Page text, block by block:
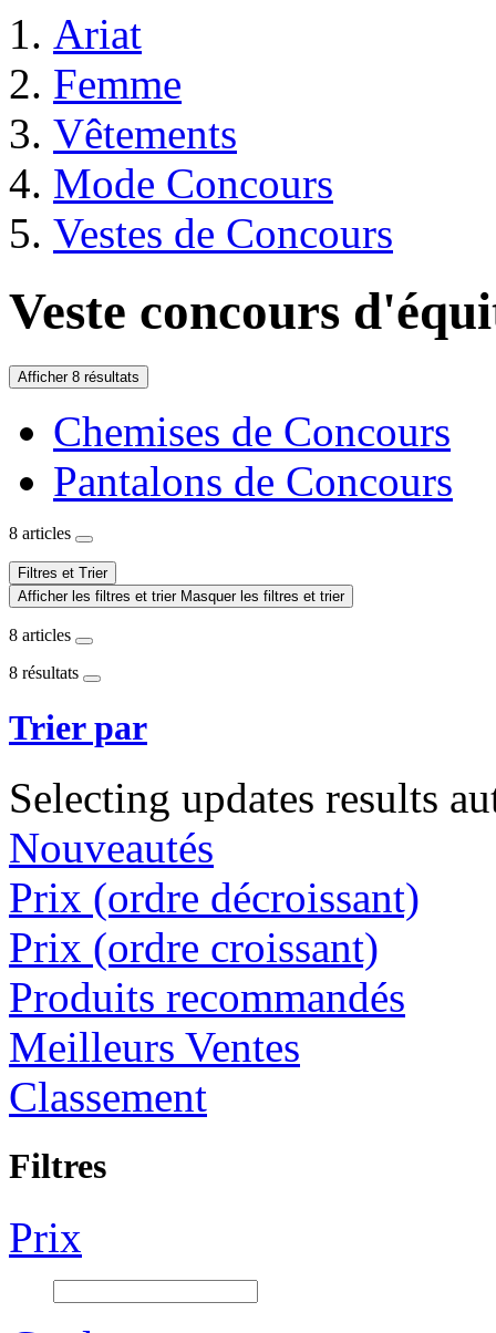
Ariat
Femme
Vêtements
Mode Concours
Vestes de Concours
Veste concours
Afficher 8 résultats
Chemises de Concours
Pantalons de Concours
8 articles
Filtres et Trier
Afficher les filtres et trier Masquer les filtres et trier
8 articles
8 résultats
Trier par
Selecting updates results
Nouveautés
Prix (ordre décroissant)
Prix (ordre croissant)
Produits recommandés
Meilleurs Ventes
Classement
Filtres
Prix